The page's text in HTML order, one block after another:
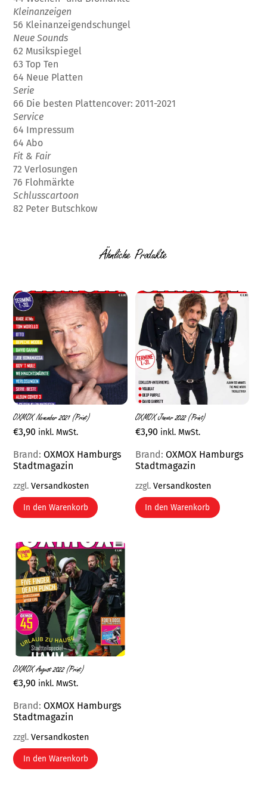
Kleinanzeigen
56 Kleinanzeigendschungel
Neue Sounds
62 Musikspiegel
63 Top Ten
64 Neue Platten
Serie
66 Die besten Plattencover: 2011-2021
Service
64 Impressum
64 Abo
Fit & Fair
72 Verlosungen
76 Flohmärkte
Schlusscartoon
82 Peter Butschkow
Ähnliche Produkte
OXMOX November 2021 (Print)
€3,90 inkl. MwSt.
Brand:OXMOX Hamburgs
Stadtmagazin
zzgl.Versandkosten
In den Warenkorb
OXMOX Januar 2022 (Print)
€3,90 inkl. MwSt.
Brand: OXMOX Hamburgs
Stadtmagazin
zzgl. Versandkosten
In den Warenkorb
OXMOX August 2022 (Print)
€3,90 inkl. MwSt.
Brand:OXMOX Hamburgs
Stadtmagazin
zzgl.Versandkosten
In den Warenkorb